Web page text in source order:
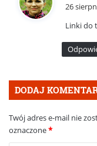
26
Linki do
DODAJ
Twój adres e-mail nie
oznaczone*